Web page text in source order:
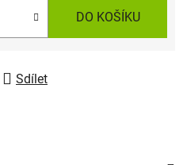
DO KOŠÍKU
Sdílet